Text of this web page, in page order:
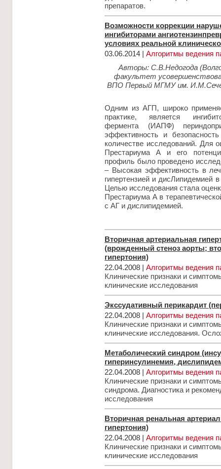
препаратов.
Возможности коррекции
ингибиторами
условиях реальной
03.06.2014 | Алгоритмы ведения
Авторы: С.В.Недогода
факультет
ВПО Первый МГМУ им.
Одним из АГП, широко
практике, является
фермента (ИАПФ)
эффективность и
количестве исследований. Для
Престариума А и его
профиль было проведено
– Высокая эффективность в
гипертензией и дисЛипидемией
Целью исследования стала
Престариума А в
с АГ и дислипидемией.
Вторичная артериальная
(врожденный стеноз аорты;
гипертония)
22.04.2008 | Алгоритмы ведения
Клинические признаки и
клинические исследования
Экссудативный перикардит
22.04.2008 | Алгоритмы ведения
Клинические признаки и
клинические исследования.
Метаболический синдром
гиперинсулинемия,
22.04.2008 | Алгоритмы ведения
Клинические признаки и
синдрома. Диагностика и
исследования
Вторичная ренальная
гипертония)
22.04.2008 | Алгоритмы ведения
Клинические признаки и
клинические исследования